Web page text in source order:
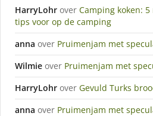
HarryLohr over Camping koken:
tips voor op de camping
anna over Pruimenjam met
Wilmie over Pruimenjam met
HarryLohr over Gevuld Turks
anna over Pruimenjam met